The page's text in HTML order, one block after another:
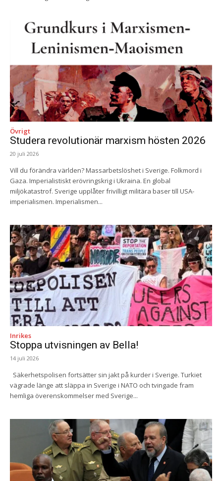
Övrigt
Studera revolutionär marxism hösten 2026
20 juli 2026
Vill du förändra världen? Massarbetslöshet i Sverige. Folkmord i
Gaza. Imperialistiskt erövringskrig i Ukraina. En global
miljökatastrof. Sverige upplåter frivilligt militära baser till USA-
imperialismen. Imperialismen...
Inrikes
Stoppa utvisningen av Bella!
14 juli 2026
Säkerhetspolisen fortsätter sin jakt på kurder i Sverige. Turkiet
vägrade länge att släppa in Sverige i NATO och tvingade fram
hemliga överenskommelser med Sverige...